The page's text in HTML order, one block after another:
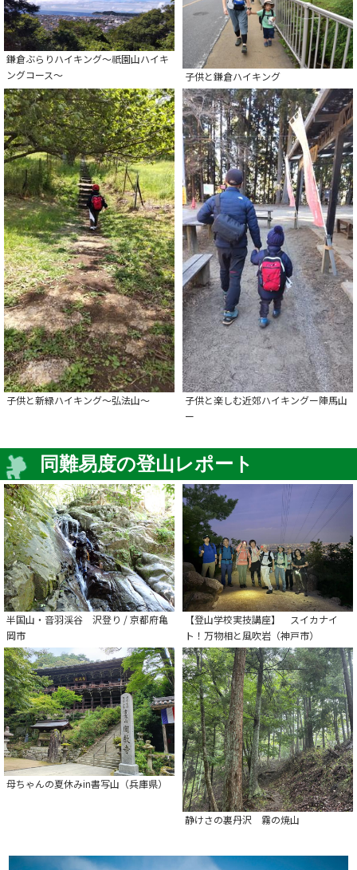
鎌倉ぶらりハイキング～祇園山ハイキ
ングコース～
子供と鎌倉ハイキング
子供と新緑ハイキング～弘法山～
子供と楽しむ近郊ハイキングー陣馬山
ー
同難易度の登山レポート
半国山・音羽渓谷 沢登り / 京都府亀
岡市
【登山学校実技講座】 スイカナイ
ト！万物相と風吹岩（神戸市）
母ちゃんの夏休みin書写山（兵庫県）
静けさの裏丹沢 霧の焼山